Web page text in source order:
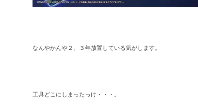
なんやかんや２、３年放置している気がします。
工具どこにしまったっけ・・・。